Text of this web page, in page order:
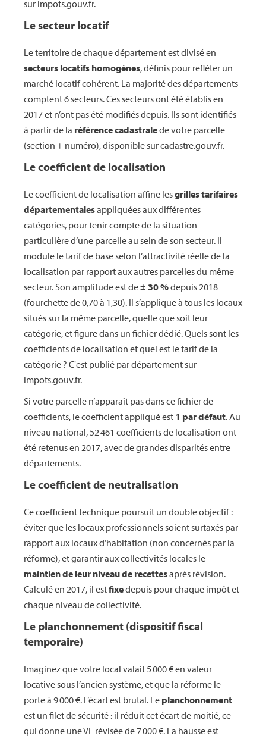
sur impots.gouv.fr.
Le secteur locatif
Le territoire de chaque département est divisé en
secteurs locatifs homogènes, définis pour refléter un
marché locatif cohérent. La majorité des départements
comptent 6 secteurs. Ces secteurs ont été établis en
2017 et n’ont pas été modifiés depuis. Ils sont identifiés
à partir de la référence cadastralede votre parcelle
(section + numéro), disponible sur cadastre.gouv.fr.
Le coefficient de localisation
Le coefficient de localisation affine lesgrilles tarifaires
départementalesappliquées aux différentes
catégories, pour tenir compte de la situation
particulière d’une parcelle au sein de son secteur. Il
module le tarif de base selon l’attractivité réelle de la
localisation par rapport aux autres parcelles du même
secteur. Son amplitude est de± 30 %depuis 2018
(fourchette de 0,70 à 1,30). Il s’applique à tous les locaux
situés sur la même parcelle, quelle que soit leur
catégorie, et figure dans un fichier dédié. Quels sont les
coefficients de localisation et quel est le tarif de la
catégorie ? C'est publié par département sur
impots.gouv.fr.
Si votre parcelle n’apparaît pas dans ce fichier de
coefficients, le coefficient appliqué est 1 par défaut. Au
niveau national, 52 461 coefficients de localisation ont
été retenus en 2017, avec de grandes disparités entre
départements.
Le coefficient de neutralisation
Ce coefficient technique poursuit un double objectif :
éviter que les locaux professionnels soient surtaxés par
rapport aux locaux d’habitation (non concernés par la
réforme), et garantir aux collectivités locales le
maintien de leur niveau de recettesaprès révision.
Calculé en 2017, il estfixedepuis pour chaque impôt et
chaque niveau de collectivité.
Le planchonnement (dispositif fiscal
temporaire)
Imaginez que votre local valait 5 000 € en valeur
locative sous l’ancien système, et que la réforme le
porte à 9 000 €. L’écart est brutal. Le planchonnement
est un filet de sécurité : il réduit cet écart de moitié, ce
qui donne une VL révisée de 7 000 €. La hausse est